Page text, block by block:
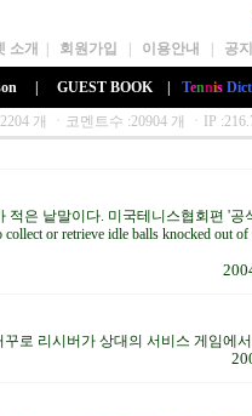
소개 회원가입 이용안내 공
GUEST BOOK| Tennis
적은 낱말이다. 미국테니스협회편 '
or retrieve idle balls knocked out
로 리시버가 상대의 서비스 게임에